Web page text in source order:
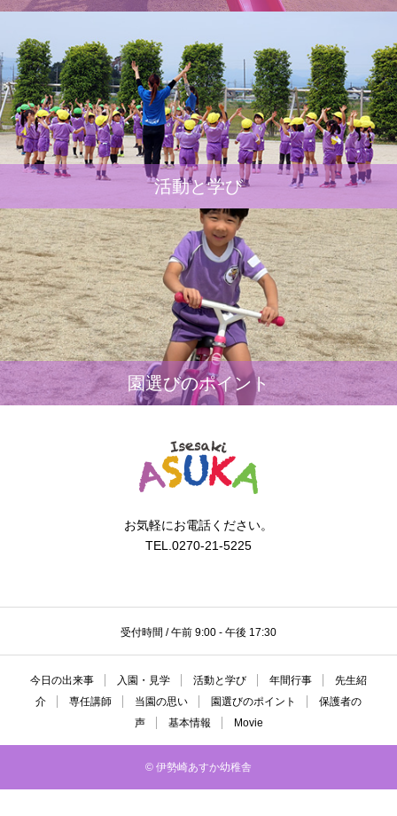
活動と学び
園選びのポイント
お気軽にお電話ください。
TEL.0270-21-5225
受付時間 / 午前 9:00 - 午後 17:30
今日の出来事 入園・見学 活動と学び 年間行事
先生紹
介
専任講師 当園の思い 園選びのポイント
保護者の
声
基本情報 Movie
© 伊勢崎あすか幼稚舎